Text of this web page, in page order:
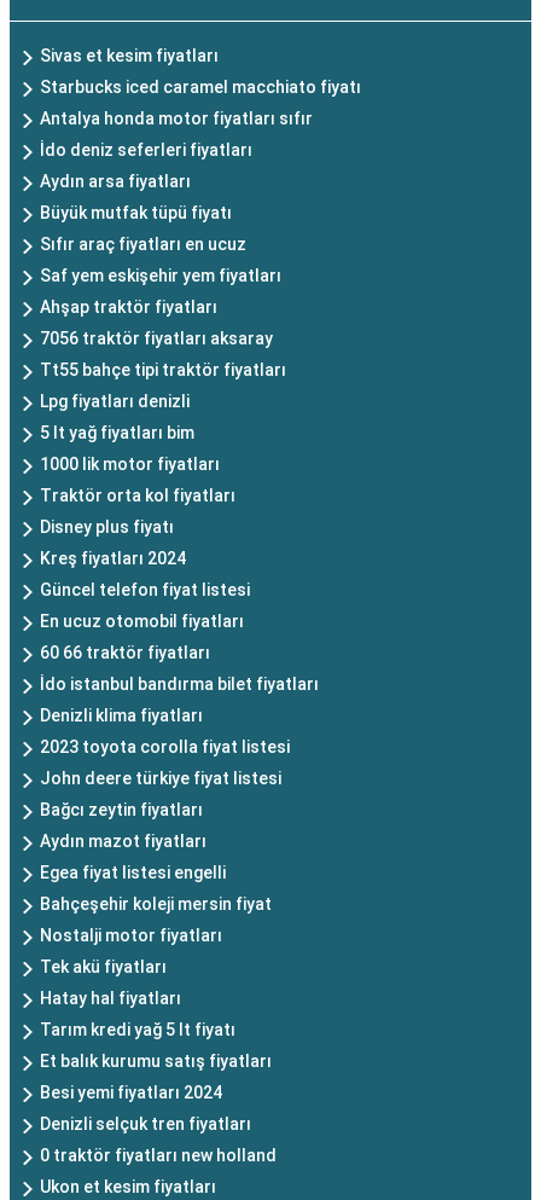
Sivas et kesim fiyatları
Starbucks iced caramel macchiato fiyatı
Antalya honda motor fiyatları sıfır
İdo deniz seferleri fiyatları
Aydın arsa fiyatları
Büyük mutfak tüpü fiyatı
Sıfır araç fiyatları en ucuz
Saf yem eskişehir yem fiyatları
Ahşap traktör fiyatları
7056 traktör fiyatları aksaray
Tt55 bahçe tipi traktör fiyatları
Lpg fiyatları denizli
5 lt yağ fiyatları bim
1000 lik motor fiyatları
Traktör orta kol fiyatları
Disney plus fiyatı
Kreş fiyatları 2024
Güncel telefon fiyat listesi
En ucuz otomobil fiyatları
60 66 traktör fiyatları
İdo istanbul bandırma bilet fiyatları
Denizli klima fiyatları
2023 toyota corolla fiyat listesi
John deere türkiye fiyat listesi
Bağcı zeytin fiyatları
Aydın mazot fiyatları
Egea fiyat listesi engelli
Bahçeşehir koleji mersin fiyat
Nostalji motor fiyatları
Tek akü fiyatları
Hatay hal fiyatları
Tarım kredi yağ 5 lt fiyatı
Et balık kurumu satış fiyatları
Besi yemi fiyatları 2024
Denizli selçuk tren fiyatları
0 traktör fiyatları new holland
Ukon et kesim fiyatları